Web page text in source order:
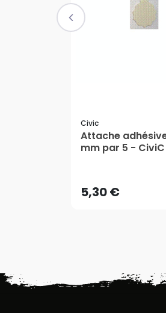
Civic
Attache
mm par 5 - CiviC
5,30 €
5,30 €
AJOUTER AU